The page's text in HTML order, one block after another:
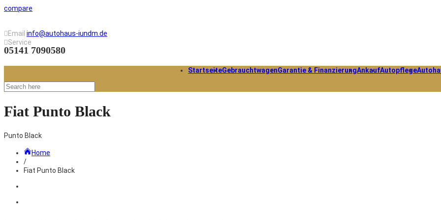
compare
Email info@autohaus-iundm.de
Service
05141 7090580
StartseiteGebrauchtwagenGarantie & FinanzierungAnkaufAutopflege
Fiat Punto Black
Punto Black
Home
/
Fiat Punto Black